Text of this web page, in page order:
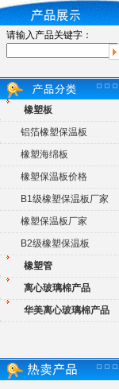
请输入产品关键字：
橡塑板
铝箔橡塑保温板
橡塑海绵板
橡塑保温板价格
B1级橡塑保温板厂家
橡塑保温板厂家
B2级橡塑保温板
橡塑管
离心玻璃棉产品
华美离心玻璃棉产品